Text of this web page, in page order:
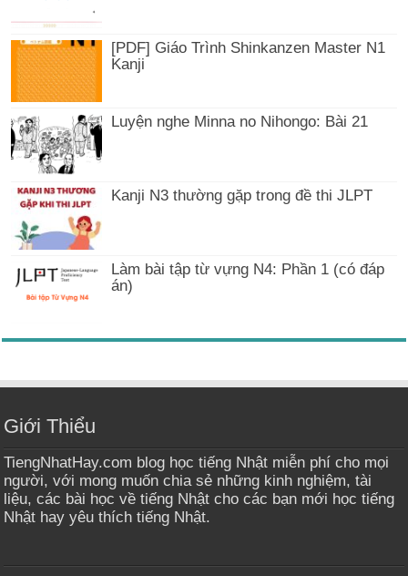
[PDF] Giáo Trình Shinkanzen Master N1
Kanji
Luyện nghe Minna no Nihongo: Bài 21
Kanji N3 thường gặp trong đề thi JLPT
Làm bài tập từ vựng N4: Phần 1 (có đáp
án)
Giới Thiểu
TiengNhatHay.com blog học tiếng Nhật miễn phí cho mọi
người, với mong muốn chia sẻ những kinh nghiệm, tài
liệu, các bài học về tiếng Nhật cho các bạn mới học tiếng
Nhật hay yêu thích tiếng Nhật.